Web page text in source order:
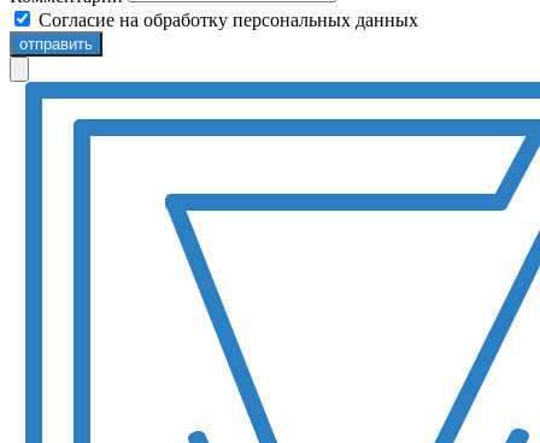
Согласие на обработку персональных данных
отправить